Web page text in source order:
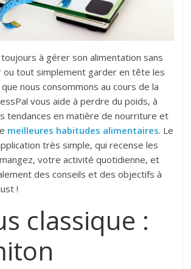
toujours à gérer son alimentation sans
ou tout simplement garder en tête les
nous consommons au cours de la
vous aide à perdre du poids, à
tendances en matière de nourriture et
meilleures habitudes alimentaires. Le
très simple, qui recense les
votre activité quotidienne, et
des conseils et des objectifs à
!
classique :